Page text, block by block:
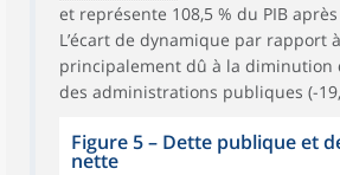
et représente 108,5 % du PIB
L’écart de dynamique par rapport
principalement dû à la diminution
des administrations publiques (-
Figure 5 – Dette publique et
nette